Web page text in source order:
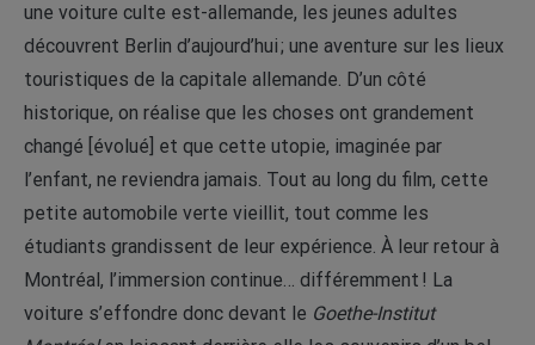
une voiture culte est-allemande, les jeunes adultes
découvrent Berlin d’aujourd’hui ; une aventure sur les lieux
touristiques de la capitale allemande. D’un côté
historique, on réalise que les choses ont grandement
changé [évolué] et que cette utopie, imaginée par
l’enfant, ne reviendra jamais. Tout au long du film, cette
petite automobile verte vieillit, tout comme les
étudiants grandissent de leur expérience. À leur retour à
Montréal, l’immersion continue… différemment ! La
voiture s’effondre donc devant le Goethe-Institut